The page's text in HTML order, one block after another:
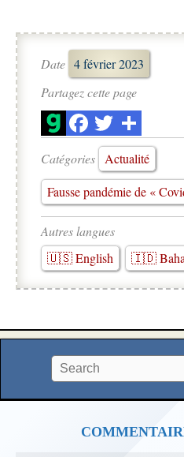
Date 4 février 2023
Partagez cette page
Catégories
Actualité
Fausse pandémie de «
Autres langues
🇺🇸 English
🇮🇩